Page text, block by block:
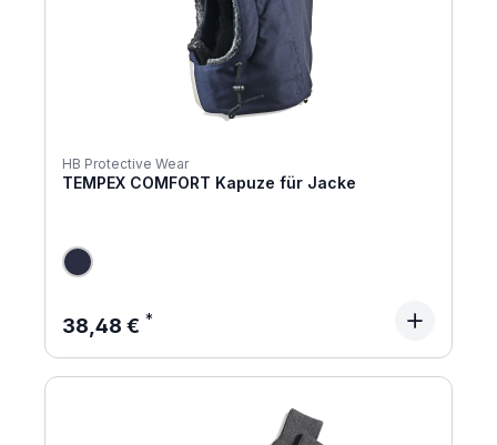
HB Protective Wear
TEMPEX COMFORT Kapuze für Jacke
Regulärer Preis:
38,48 €